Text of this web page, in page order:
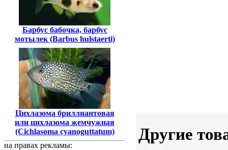
Барбус бабочка, барбус
мотылек (Barbus hulstaerti)
Цихлазома бриллиантовая
или цихлазома жемчужная
(Cichlasoma cyanoguttatum)
на правах рекламы:
Другие